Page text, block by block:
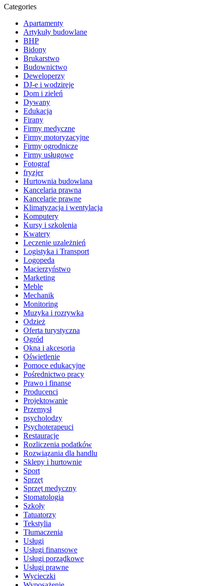
Categories
Apartamenty
Artykuły budowlane
BHP
Bidony
Brukarstwo
Budownictwo
Deweloperzy
DJ-e i wodzireje
Dom i zieleń
Dywany
Edukacja
Firany
Firmy medyczne
Firmy motoryzacyjne
Firmy ogrodnicze
Firmy usługowe
Fotograf
fryzjer
Hurtownia budowlana
Kancelaria prawna
Kancelarie prawne
Klimatyzacja i wentylacja
Komputery
Kursy i szkolenia
Kwatery
Leczenie uzależnień
Logistyka i Transport
Logopeda
Macierzyństwo
Marketing
Meble
Mechanik
Monitoring
Muzyka i rozrywka
Odzież
Oferta turystyczna
Ogród
Okna i akcesoria
Oświetlenie
Pomoce edukacyjne
Pośrednictwo pracy
Prawo i finanse
Producenci
Projektowanie
Przemysł
psycholodzy
Psychoterapeuci
Restauracje
Rozliczenia podatków
Rozwiązania dla handlu
Sklepy i hurtownie
Sport
Sprzęt
Sprzęt medyczny
Stomatologia
Szkoły
Tatuatorzy
Tekstylia
Tłumaczenia
Usługi
Usługi finansowe
Usługi porządkowe
Usługi prawne
Wycieczki